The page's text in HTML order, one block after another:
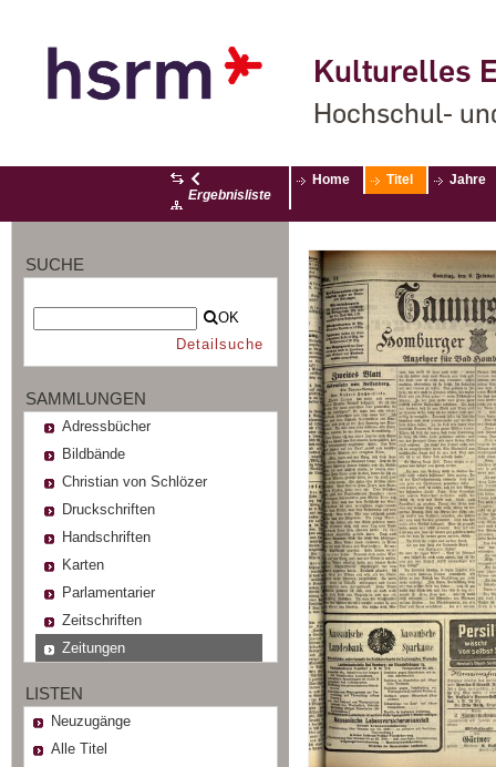
Kulturelles
Hochschul-
Ergebnisliste
Home Titel Jahre
SUCHE
OK
Detailsuche
SAMMLUNGEN
Adressbücher
Bildbände
Christian von Schlözer
Druckschriften
Handschriften
Karten
Parlamentarier
Zeitschriften
Zeitungen
LISTEN
Neuzugänge
Alle Titel